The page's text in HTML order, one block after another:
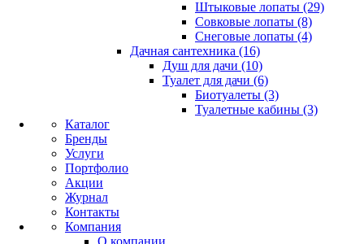
Штыковые лопаты (29)
Совковые лопаты (8)
Снеговые лопаты (4)
Дачная сантехника (16)
Душ для дачи (10)
Туалет для дачи (6)
Биотуалеты (3)
Туалетные кабины (3)
Каталог
Бренды
Услуги
Портфолио
Акции
Журнал
Контакты
Компания
О компании